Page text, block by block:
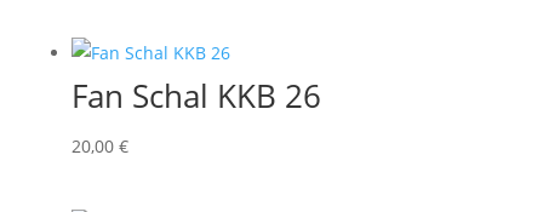
Fan Schal KKB 26
20,00 €